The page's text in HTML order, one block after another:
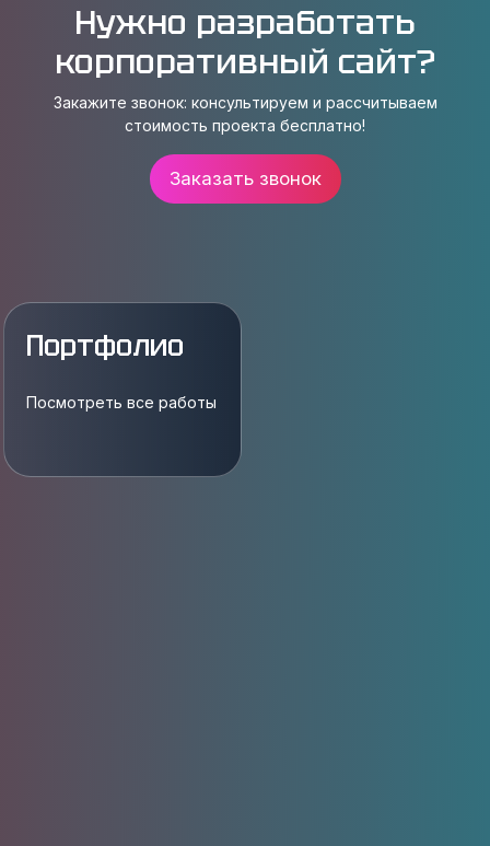
Нужно разработать
корпоративный сайт?
Закажите звонок: консультируем и рассчитываем
стоимость проекта бесплатно!
Заказать звонок
Портфолио
Посмотреть все работы